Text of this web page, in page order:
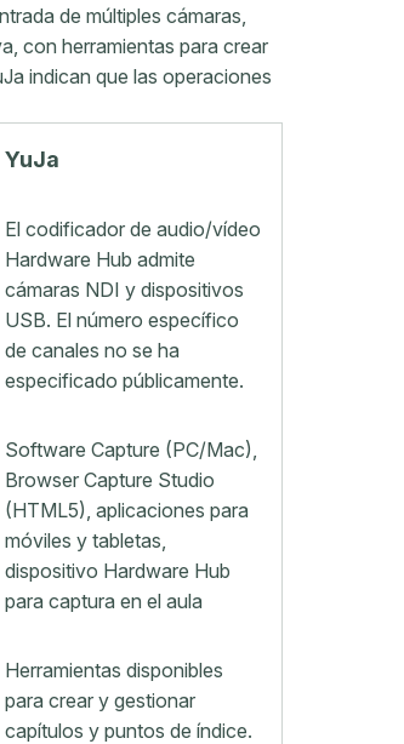
de múltiples cámaras,
con herramientas para crear
indican que las operaciones
YuJa
El codificador de audio/vídeo
Hardware Hub admite
cámaras NDI y dispositivos
USB. El número específico
de canales no se ha
especificado públicamente.
Software Capture (PC/Mac),
Browser Capture Studio
(HTML5), aplicaciones para
móviles y tabletas,
dispositivo Hardware Hub
para captura en el aula
Herramientas disponibles
para crear y gestionar
capítulos y puntos de índice.